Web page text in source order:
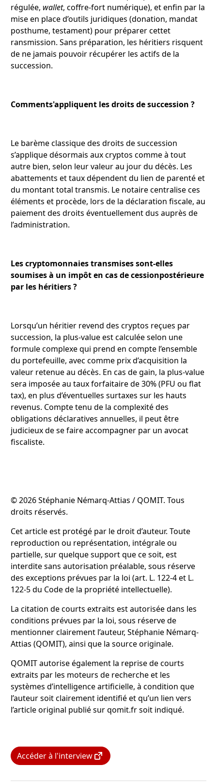
régulée, wallet, coffre-fort numérique), et enfin par la
mise en place d’outils juridiques (donation, mandat
posthume, testament) pour préparer cettet
ransmission. Sans préparation, les héritiers risquent
de ne jamais pouvoir récupérer les actifs de la
succession.
Comments'appliquent les droits de succession ?
Le barème classique des droits de succession
s’applique désormais aux cryptos comme à tout
autre bien, selon leur valeur au jour du décès. Les
abattements et taux dépendent du lien de parenté et
du montant total transmis. Le notaire centralise ces
éléments et procède, lors de la déclaration fiscale, au
paiement des droits éventuellement dus auprès de
l’administration.
Les cryptomonnaies transmises sont-elles
soumises à un impôt en cas de cessionpostérieure
par les héritiers ?
Lorsqu’un héritier revend des cryptos reçues par
succession, la plus-value est calculée selon une
formule complexe qui prend en compte l’ensemble
du portefeuille, avec comme prix d’acquisition la
valeur retenue au décès. En cas de gain, la plus-value
sera imposée au taux forfaitaire de 30% (PFU ou flat
tax), en plus d’éventuelles surtaxes sur les hauts
revenus. Compte tenu de la complexité des
obligations déclaratives annuelles, il peut être
judicieux de se faire accompagner par un avocat
fiscaliste.
© 2026 Stéphanie Némarq-Attias / QOMIT. Tous
droits réservés.
Cet article est protégé par le droit d’auteur. Toute
reproduction ou représentation, intégrale ou
partielle, sur quelque support que ce soit, est
interdite sans autorisation préalable, sous réserve
des exceptions prévues par la loi (art. L. 122-4 et L.
122-5 du Code de la propriété intellectuelle).
La citation de courts extraits est autorisée dans les
conditions prévues par la loi, sous réserve de
mentionner clairement l’auteur, Stéphanie Némarq-
Attias (QOMIT), ainsi que la source originale.
QOMIT autorise également la reprise de courts
extraits par les moteurs de recherche et les
systèmes d’intelligence artificielle, à condition que
l’auteur soit clairement identifié et qu’un lien vers
l’article original publié sur qomit.fr soit indiqué.
Accéder à l'interview